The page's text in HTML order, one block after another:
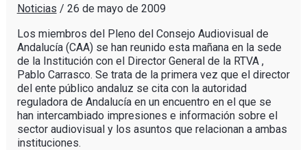
Noticias / 26 de mayo de 2009
Los miembros del Pleno del Consejo Audiovisual de
Andalucía (CAA) se han reunido esta mañana en la sede
de la Institución con el Director General de la RTVA ,
Pablo Carrasco. Se trata de la primera vez que el director
del ente público andaluz se cita con la autoridad
reguladora de Andalucía en un encuentro en el que se
han intercambiado impresiones e información sobre el
sector audiovisual y los asuntos que relacionan a ambas
instituciones.